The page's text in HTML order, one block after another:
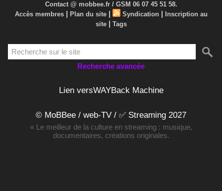
Contact @ mobbee.fr / GSM 06 07 45 51 58.
Accès membres | Plan du site | Syndication |
Inscription au
site | Tags
Recherche avancée
Lien versWAYBack Machine
© MoBBee / web-TV / ✅ Streaming 2027
« Le meilleur de la culture en streaming : musique,
documentaires, créations originales.